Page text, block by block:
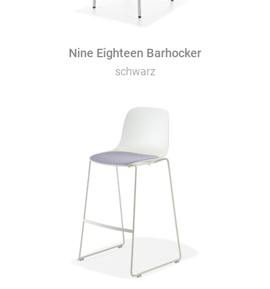
Nine Eighteen Barhocker
schwarz